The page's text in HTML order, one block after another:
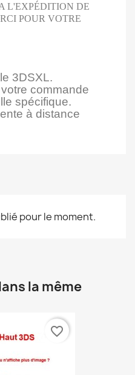
L'EXPÉDITION DE
POUR VOTRE
3DSXL.
commande
spécifique.
à distance
pour le moment.
la même
favorite_border